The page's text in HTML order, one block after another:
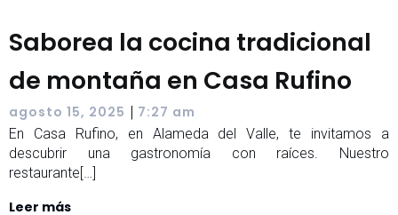
Saborea la cocina tradicional
de montaña en Casa Rufino
agosto 15, 2025 | 7:27 am
En Casa Rufino, en Alameda del Valle, te invitamos a
descubrir una gastronomía con raíces. Nuestro
restaurante[…]
Leer más